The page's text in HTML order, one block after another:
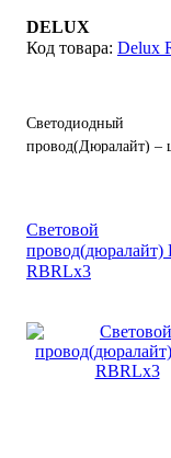
DELUX
Delux
Светодиодный
провод(Дюралайт) –
лампочками,
функции световой
служит для
декоративной
деревьев, зданий и
объектов. Цвет:
Световой
провод(дюралайт)
RBRLx3